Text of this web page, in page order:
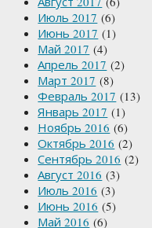
Июль 2017 (6)
Июнь 2017 (1)
Май 2017 (4)
Апрель 2017 (2)
Март 2017 (8)
Февраль 2017 (13)
Январь 2017 (1)
Ноябрь 2016 (6)
Октябрь 2016 (2)
Сентябрь 2016 (2)
Август 2016 (3)
Июль 2016 (3)
Июнь 2016 (5)
Май 2016 (6)